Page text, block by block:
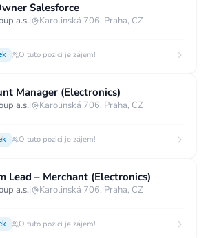
Salesforce
a.s.| Karolinská 706, Praha, CZ
O tuto pozici je zájem!
Manager (Electronics)
a.s.| Karolinská 706, Praha, CZ
O tuto pozici je zájem!
Lead – Merchant (Electronics)
a.s.| Karolinská 706, Praha, CZ
O tuto pozici je zájem!